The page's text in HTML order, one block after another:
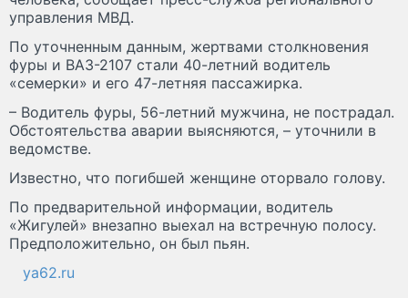
управления МВД.
По уточненным данным, жертвами столкновения
фуры и ВАЗ-2107 стали 40-летний водитель
«семерки» и его 47-летняя пассажирка.
– Водитель фуры, 56-летний мужчина, не пострадал.
Обстоятельства аварии выясняются, – уточнили в
ведомстве.
Известно, что погибшей женщине оторвало голову.
По предварительной информации, водитель
«Жигулей» внезапно выехал на встречную полосу.
Предположительно, он был пьян.
ya62.ru